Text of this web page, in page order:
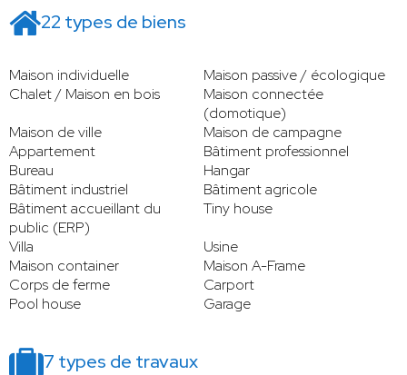
22 types de biens
Maison individuelle
Maison passive / écologique
Chalet / Maison en bois
Maison connectée
(domotique)
Maison de ville
Maison de campagne
Appartement
Bâtiment professionnel
Bureau
Hangar
Bâtiment industriel
Bâtiment agricole
Bâtiment accueillant du
public (ERP)
Tiny house
Villa
Usine
Maison container
Maison A-Frame
Corps de ferme
Carport
Pool house
Garage
7 types de travaux